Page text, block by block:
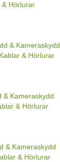
& Hörlurar
& Kameraskydd
& Hörlurar
& Kameraskydd
& Hörlurar
& Kameraskydd
& Hörlurar